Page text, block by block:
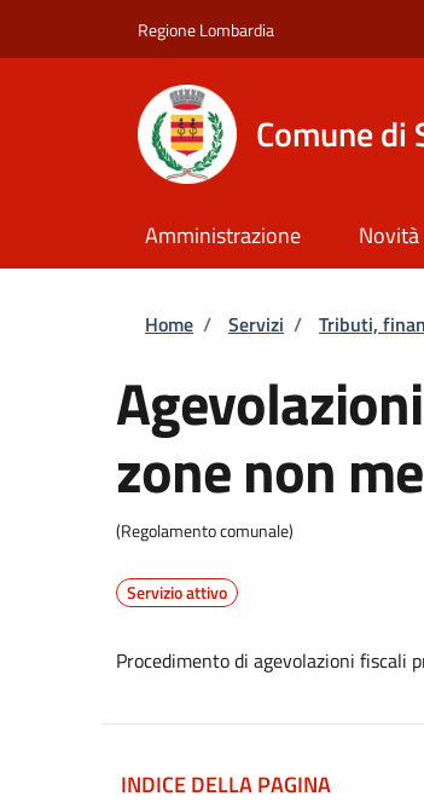
Regione Lombardia
Comune di
Amministrazione Novità
Briciole di
Home / Servizi / Tributi,
zone non
(Regolamento comunale)
Servizio attivo
Procedimento di agevolazioni fiscali
INDICE DELLA PAGINA